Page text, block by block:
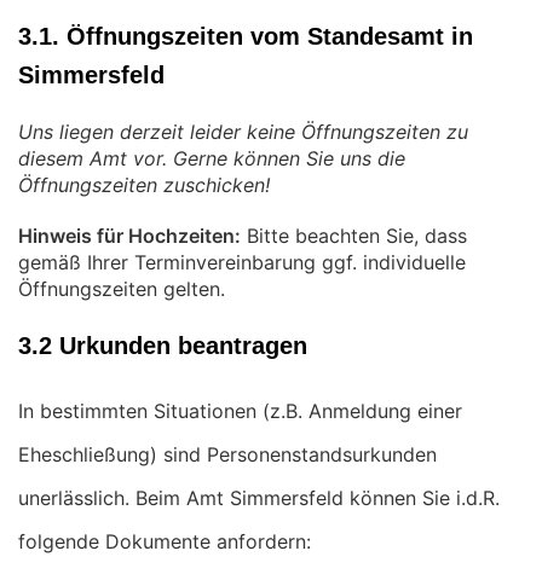
3.1. Öffnungszeiten vom Standesamt in
Simmersfeld
Uns liegen derzeit leider keine Öffnungszeiten zu
diesem Amt vor. Gerne können Sie uns die
Öffnungszeiten zuschicken!
Hinweis für Hochzeiten: Bitte beachten Sie, dass
gemäß Ihrer Terminvereinbarung ggf. individuelle
Öffnungszeiten gelten.
3.2 Urkunden beantragen
In bestimmten Situationen (z.B. Anmeldung einer
Eheschließung) sind Personenstandsurkunden
unerlässlich. Beim Amt Simmersfeld können Sie i.d.R.
folgende Dokumente anfordern: